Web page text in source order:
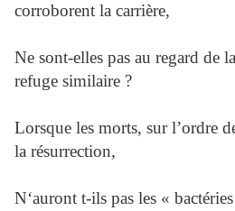
corroborent la carrière,
Ne sont-elles pas au regard de
refuge similaire ?
Lorsque les morts, sur l’ordre
la résurrection,
N‘auront t-ils pas les «